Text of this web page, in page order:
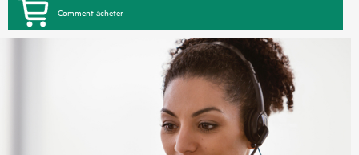
Comment acheter